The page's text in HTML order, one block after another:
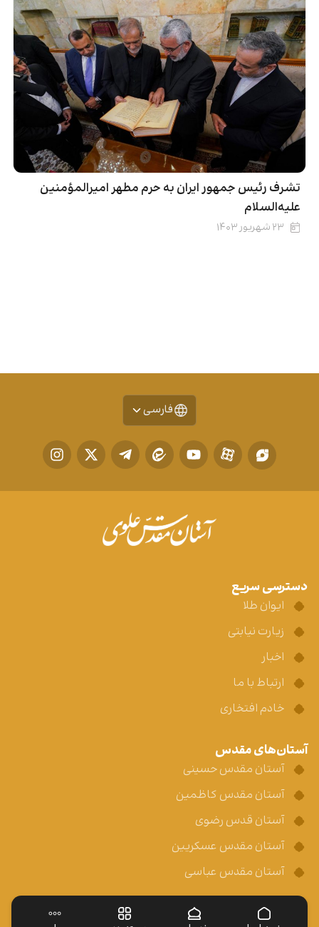
تشرف رئیس جمهور ایران به حرم مطهر امیرالمؤمنین
علیه‌السلام
۲۳ شهریور ۱۴۰۳
فارسی
دسترسی سریع
ایوان طلا
زیارت نیابتی
اخبار
ارتباط با ما
خادم افتخاری
آستان‌های مقدس
آستان مقدس حسینی
آستان مقدس کاظمین
آستان قدس رضوی
آستان مقدس عسکریین
آستان مقدس عباسی